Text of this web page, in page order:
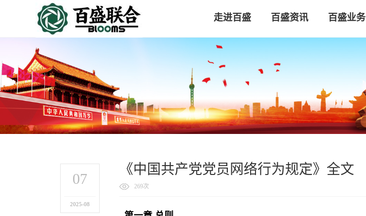
走进百盛 百盛资讯 百盛业务
07
2025-08
《中国共产党党员网络行为规定》全文
269次